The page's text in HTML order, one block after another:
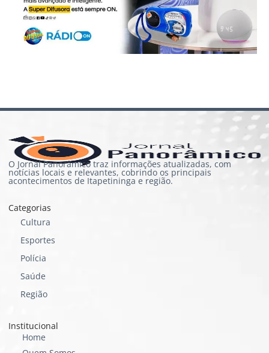
O Jornal Panorâmico traz informações atualizadas, com
notícias locais e relevantes, cobrindo os principais
acontecimentos de Itapetininga e região.
Categorias
Cultura
Esportes
Polícia
Saúde
Região
Institucional
Home